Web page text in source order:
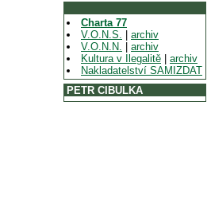
Charta 77
V.O.N.S.
archiv
V.O.N.N.
archiv
Kultura v Ilegalitě
archiv
Nakladatelství SAMIZDAT
PETR CIBULKA